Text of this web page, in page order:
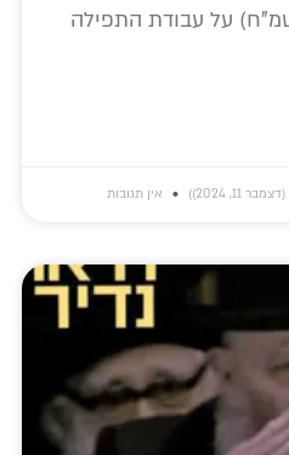
על עבודת התפילה
2024)) אין תגובות